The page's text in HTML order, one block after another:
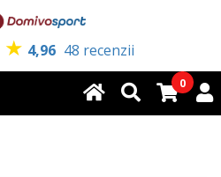
★ 4,96 48 recenzii
0